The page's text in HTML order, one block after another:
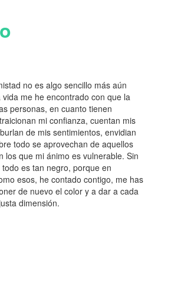
no es algo sencillo más aún
me he encontrado con que la
personas, en cuanto tienen
mi confianza, cuentan mis
de mis sentimientos, envidian
todo se aprovechan de aquellos
los que mi ánimo es vulnerable. Sin
es tan negro, porque en
esos, he contado contigo, me has
de nuevo el color y a dar a cada
dimensión.